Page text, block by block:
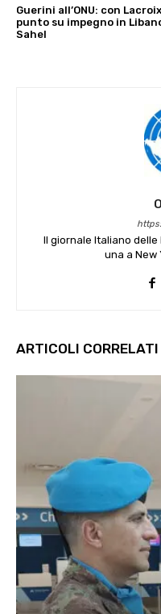
Guerini all’ONU: con Lacroix
punto su impegno in
Sahel
Il giornale Italiano delle
una a New
ARTICOLI CORRELATI